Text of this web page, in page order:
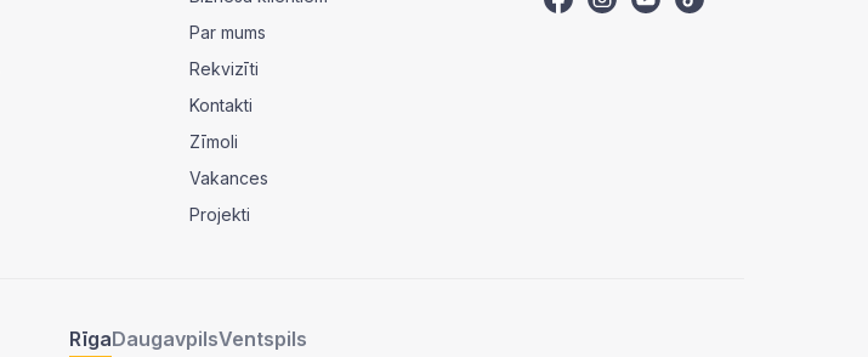
Par mums
Rekvizīti
Kontakti
Zīmoli
Vakances
Projekti
RīgaDaugavpilsVentspils